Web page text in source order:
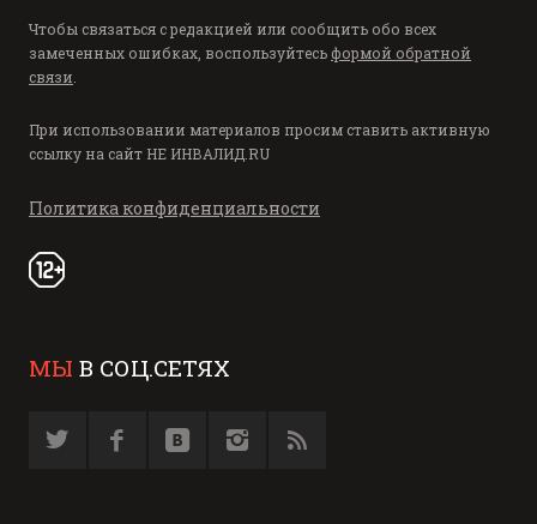
Чтобы связаться с редакцией или сообщить обо всех
замеченных ошибках, воспользуйтесь формой обратной
связи.
При использовании материалов просим ставить активную
ссылку на сайт НЕ ИНВАЛИД.RU
Политика конфиденциальности
МЫ В СОЦ.СЕТЯХ